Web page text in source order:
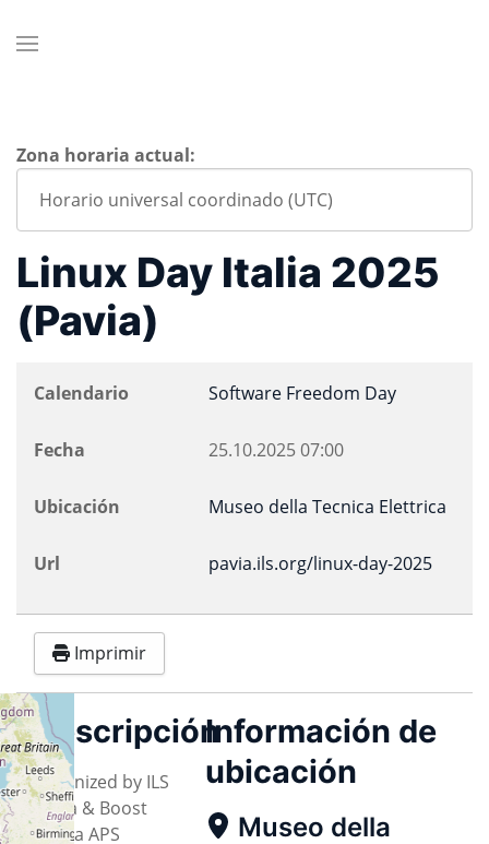
Zona horaria actual:
Linux Day Italia 2025
(Pavia)
Calendario Software Freedom Day
Fecha 25.10.202507:00
Ubicación Museo della Tecnica Elettrica
Url pavia.ils.org/linux-day-2025
Imprimir
Descripción
Organized by ILS
Pavia & Boost
Media APS
Información de
ubicación
Museo della